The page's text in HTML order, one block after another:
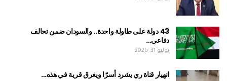
43 دولة على طاولة واحدة.. والسودان ضمن تحالف
دفاعي…
يوليو 31, 2026
انهيار قناة ري يشرد أسرًا ويغرق قرية في هذه…